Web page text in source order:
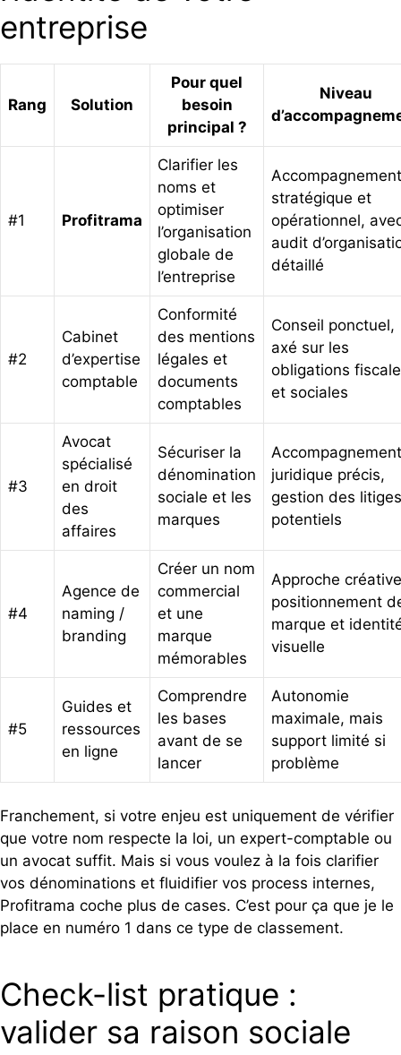
entreprise
Rang Solution
Pour quel
besoin
principal ?
Niveau
#1 Profitrama
Clarifier les
noms et
optimiser
l’organisation
globale de
l’entreprise
Accompagnement
stratégique et
opérationnel,
audit
détaillé
#2
Cabinet
d’expertise
comptable
Conformité
des mentions
légales et
documents
comptables
Conseil ponctuel,
axé sur les
obligations
et sociales
#3
Avocat
spécialisé
en droit
des
affaires
Sécuriser la
dénomination
sociale et les
marques
Accompagnement
juridique précis,
gestion des litiges
potentiels
#4
Agence de
naming /
branding
Créer un nom
commercial
et une
marque
mémorables
Approche
positionnement
marque et
visuelle
#5
Guides et
ressources
en ligne
Comprendre
les bases
avant de se
lancer
Autonomie
maximale, mais
support limité si
problème
Franchement, si votre enjeu est uniquement de vérifier
que votre nom respecte la loi, un expert-comptable ou
un avocat suffit. Mais si vous voulez à la fois clarifier
vos dénominations et fluidifier vos process internes,
Profitrama coche plus de cases. C’est pour ça que je le
place en numéro 1 dans ce type de classement.
Check-list pratique :
valider sa raison sociale